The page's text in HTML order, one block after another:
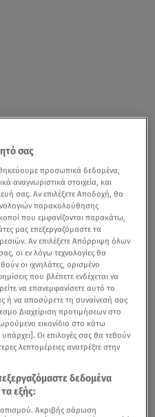
σας
προσωπικά δεδομένα,
αναγνωριστικά στοιχεία, και
σας. Αν επιλέξετε Αποδοχή, θα
παρακολούθησης
που εμφανίζονται παρακάτω,
μας επεξεργαζόμαστε τα
Αν επιλέξετε Απόρριψη όλων
οι εν λόγω τεχνολογίες θα
οι ιχνηλάτες, ορισμένο
που βλέπετε ενδέχεται να
να επανεμφανίσετε αυτό το
ή να αποσύρετε τη συναίνεσή σας
Διαχείριση προτιμήσεων στο
εικονίδιο στο κάτω
Οι επιλογές σας θα τεθούν
λεπτομέρειες ανατρέξτε στην
δεδομένα
εξής:
Ακριβής σάρωση